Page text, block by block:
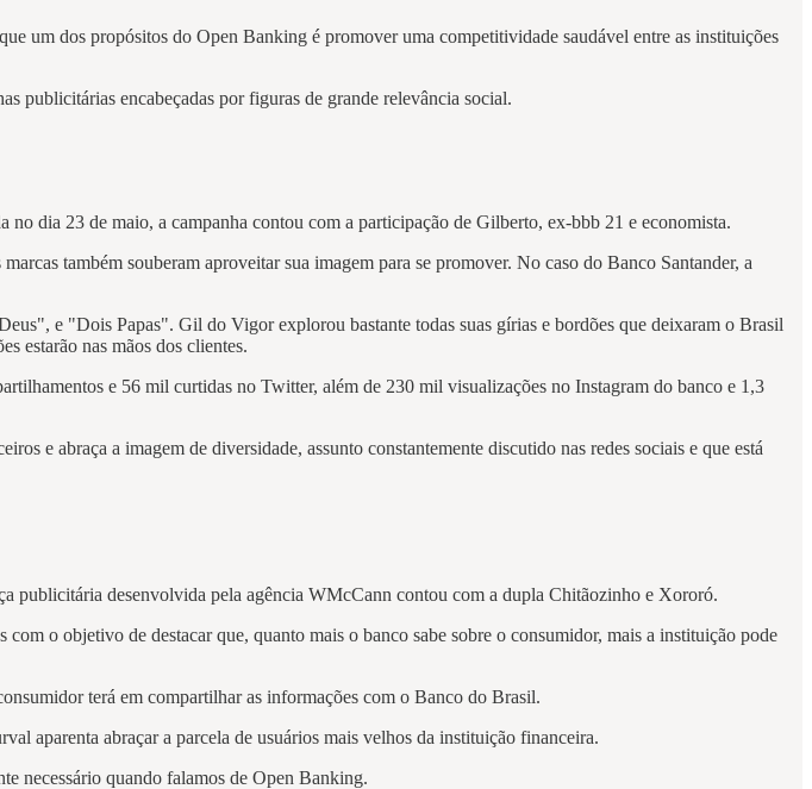
um dos propósitos do Open Banking é promover uma competitividade saudável entre as instituições
publicitárias encabeçadas por figuras de grande relevância social.
no dia 23 de maio, a campanha contou com a participação de Gilberto, ex-bbb 21 e economista.
também souberam aproveitar sua imagem para se promover. No caso do Banco Santander, a
e "Dois Papas". Gil do Vigor explorou bastante todas suas gírias e bordões que deixaram o Brasil
estarão nas mãos dos clientes.
e 56 mil curtidas no Twitter, além de 230 mil visualizações no Instagram do banco e 1,3
e abraça a imagem de diversidade, assunto constantemente discutido nas redes sociais e que está
publicitária desenvolvida pela agência WMcCann contou com a dupla Chitãozinho e Xororó.
com o objetivo de destacar que, quanto mais o banco sabe sobre o consumidor, mais a instituição pode
terá em compartilhar as informações com o Banco do Brasil.
aparenta abraçar a parcela de usuários mais velhos da instituição financeira.
necessário quando falamos de Open Banking.